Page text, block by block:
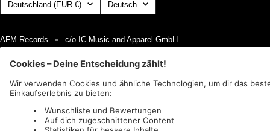
Deutschland (EUR €) Deutsch
AFM Records c/o IC Music and Apparel GmbH